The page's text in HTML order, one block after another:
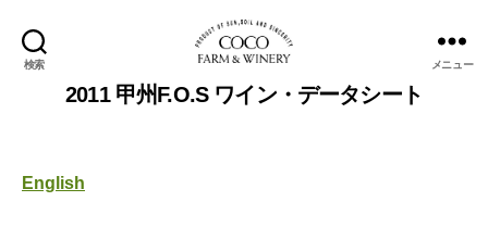
検索
＆
メニュー
2011 甲州F.O.S ワイン・データシート
English